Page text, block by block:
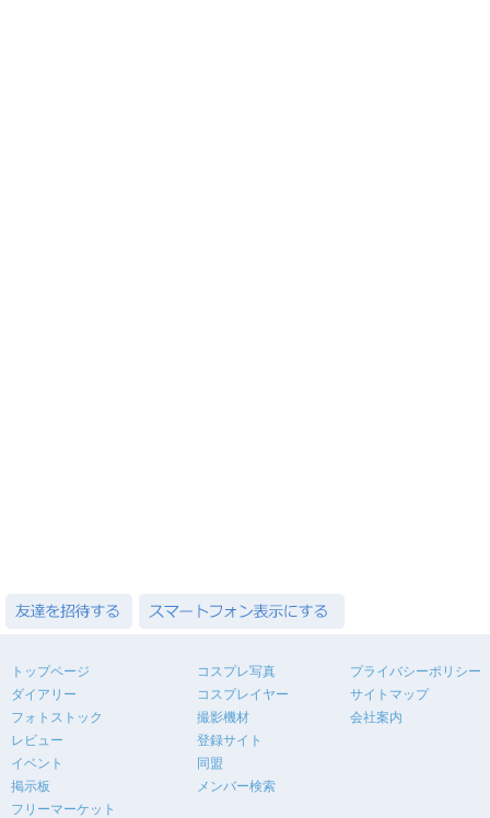
トップページ
ダイアリー
フォトストック
レビュー
イベント
掲示板
フリーマーケット
コスプレ写真
コスプレイヤー
撮影機材
登録サイト
同盟
メンバー検索
プライバシーポリシー
サイトマップ
会社案内